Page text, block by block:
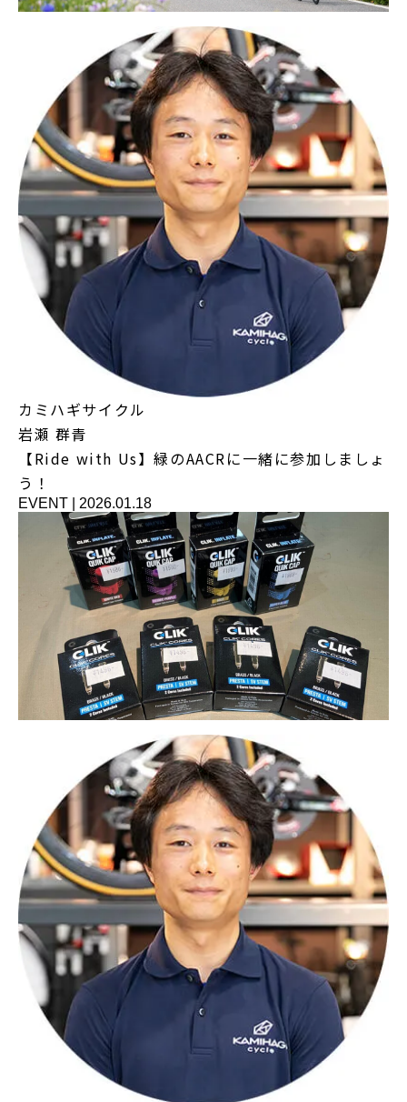
カミハギサイクル
岩瀬 群青
【Ride with Us】緑のAACRに一緒に参加しましょ
う！
EVENT 2026.01.18